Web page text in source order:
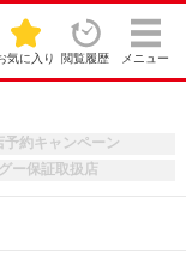
気に入り 閲覧履歴 メニュー
予約キャンペーン
グー保証取扱店